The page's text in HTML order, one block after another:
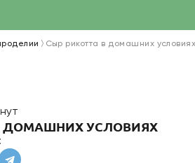
Сыр рикотта в домашних
ДОМАШНИХ УСЛОВИЯХ